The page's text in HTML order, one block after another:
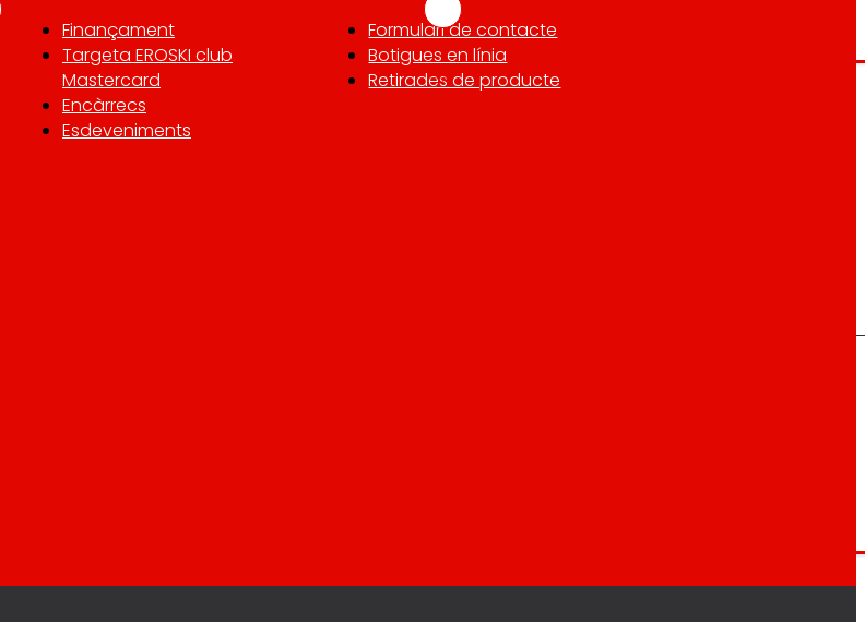
Finançament
Targeta EROSKI club
Mastercard
Encàrrecs
Esdeveniments
Formulari de contacte
Botigues en línia
Retirades de producte